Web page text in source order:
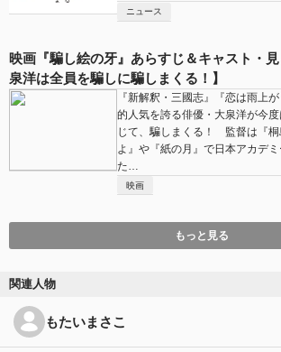
ニュース
映画『騙し絵の牙』あらすじ＆キャスト・
泉洋は全員を騙しに騙しまくる！】
『新解釈・三國志』『恋は雨上
的人気を誇る俳優・大泉洋が今
じて、騙しまくる！ 監督は『桐
よ』や『紙の月』で日本アカデ
た…
映画
もっと見る
関連人物
もたいまさこ